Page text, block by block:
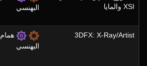
XSI والمايا
البهنسي
3DFX: X-Ray/Artist
همام
البهنسي